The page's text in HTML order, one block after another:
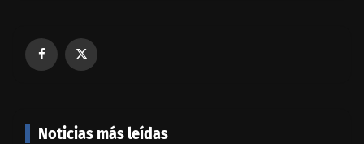
Noticias más leídas